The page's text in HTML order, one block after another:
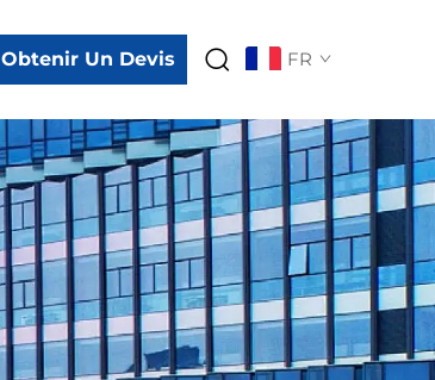
Obtenir Un Devis FR